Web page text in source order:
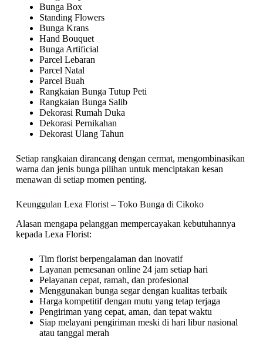
Bunga Box
Standing Flowers
Bunga Krans
Hand Bouquet
Bunga Artificial
Parcel Lebaran
Parcel Natal
Parcel Buah
Rangkaian Bunga Tutup Peti
Rangkaian Bunga Salib
Dekorasi Rumah Duka
Dekorasi Pernikahan
Dekorasi Ulang Tahun
Setiap rangkaian dirancang dengan cermat, mengombinasikan
warna dan jenis bunga pilihan untuk menciptakan kesan
menawan di setiap momen penting.
Keunggulan Lexa Florist – Toko Bunga di Cikoko
Alasan mengapa pelanggan mempercayakan kebutuhannya
kepada Lexa Florist:
Tim florist berpengalaman dan inovatif
Layanan pemesanan online 24 jam setiap hari
Pelayanan cepat, ramah, dan profesional
Menggunakan bunga segar dengan kualitas terbaik
Harga kompetitif dengan mutu yang tetap terjaga
Pengiriman yang cepat, aman, dan tepat waktu
Siap melayani pengiriman meski di hari libur nasional
atau tanggal merah